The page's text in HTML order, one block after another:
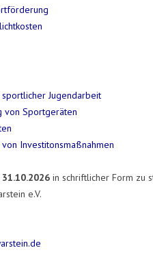
Jugendarbeit
von Sportgeräten
Investitonsmaßnahmen
in schriftlicher Form zu
e.V.